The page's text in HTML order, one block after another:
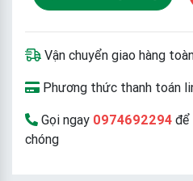
Vận chuyển giao hàng
Phương thức thanh toán
Gọi ngay 0974692294 để
chóng